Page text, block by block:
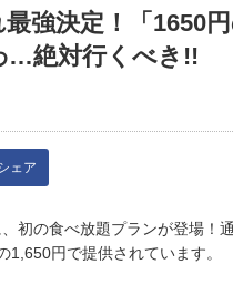
強決定！「1650
…絶対行くべき!!
ェア
初の食べ放題プランが登場！
円で提供されています。